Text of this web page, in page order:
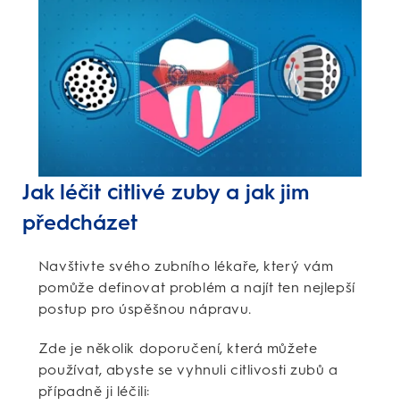
Jak léčit citlivé zuby a jak jim
předcházet
Navštivte svého zubního lékaře, který vám
pomůže definovat problém a najít ten nejlepší
postup pro úspěšnou nápravu.
Zde je několik doporučení, která můžete
používat, abyste se vyhnuli citlivosti zubů a
případně ji léčili: